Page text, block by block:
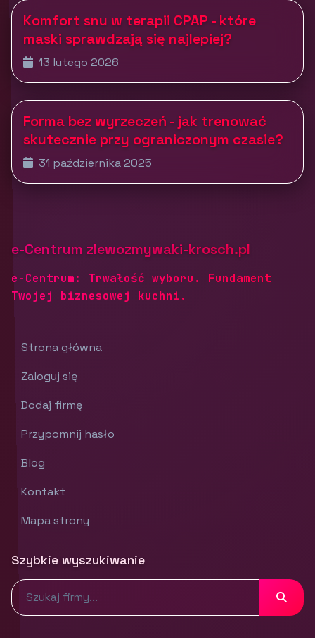
Komfort snu w terapii CPAP - które
maski sprawdzają się najlepiej?
13 lutego 2026
Forma bez wyrzeczeń - jak trenować
skutecznie przy ograniczonym czasie?
31 października 2025
e-Centrum zlewozmywaki-krosch.pl
e-Centrum: Trwałość wyboru. Fundament
Twojej biznesowej kuchni.
Strona główna
Zaloguj się
Dodaj firmę
Przypomnij hasło
Blog
Kontakt
Mapa strony
Szybkie wyszukiwanie